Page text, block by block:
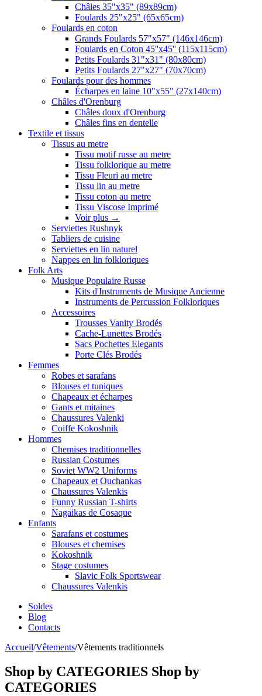
Châles 35"x35" (89x89cm)
Foulards 25"x25" (65x65cm)
Foulards en coton
Grands Foulards 57"x57" (146x146cm)
Foulards en Coton 45''x45'' (115x115cm)
Petits Foulards 31"x31" (80x80cm)
Petits Foulards 27"x27" (70x70cm)
Foulards pour des hommes
Écharpes en laine 10"x55" (27x140cm)
Châles d'Orenburg
Châles doux d'Orenburg
Châles fins en dentelle
Textile et tissus
Tissus au metre
Tissu motif russe au metre
Tissu folklorique au metre
Tissu Fleuri au metre
Tissu lin au metre
Tissu coton au metre
Tissu Viscose Imprimé
Voir plus →
Serviettes Rushnyk
Tabliers de cuisine
Serviettes en lin naturel
Nappes en lin folkloriques
Folk Arts
Musique Populaire Russe
Kits d'Instruments de Musique Ancienne
Instruments de Percussion Folkloriques
Accessoires
Trousses Vanity Brodés
Cache-Lunettes Brodés
Sacs Pochettes Elegants
Porte Clés Brodés
Femmes
Robes et sarafans
Blouses et tuniques
Chapeaux et écharpes
Gants et mitaines
Chaussures Valenki
Coiffe Kokoshnik
Hommes
Chemises traditionnelles
Russian Costumes
Soviet WW2 Uniforms
Chapeaux et Ouchankas
Chaussures Valenkis
Funny Russian T-shirts
Nagaikas de Cosaque
Enfants
Sarafans et costumes
Blouses et chemises
Kokoshnik
Stage costumes
Slavic Folk Sportswear
Chaussures Valenkis
Soldes
Blog
Contacts
Accueil/Vêtements/Vêtements traditionnels
Shop by CATEGORIES Shop by
CATEGORIES